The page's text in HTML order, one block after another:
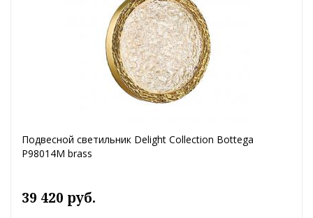
Подвесной светильник Delight Collection Bottega
P98014M brass
39 420 руб.